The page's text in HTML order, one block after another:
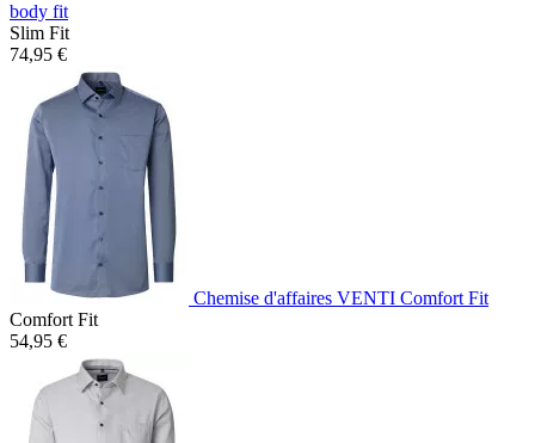
body fit
Slim Fit
74,95 €
Chemise d'affaires VENTI Comfort Fit
Comfort Fit
54,95 €